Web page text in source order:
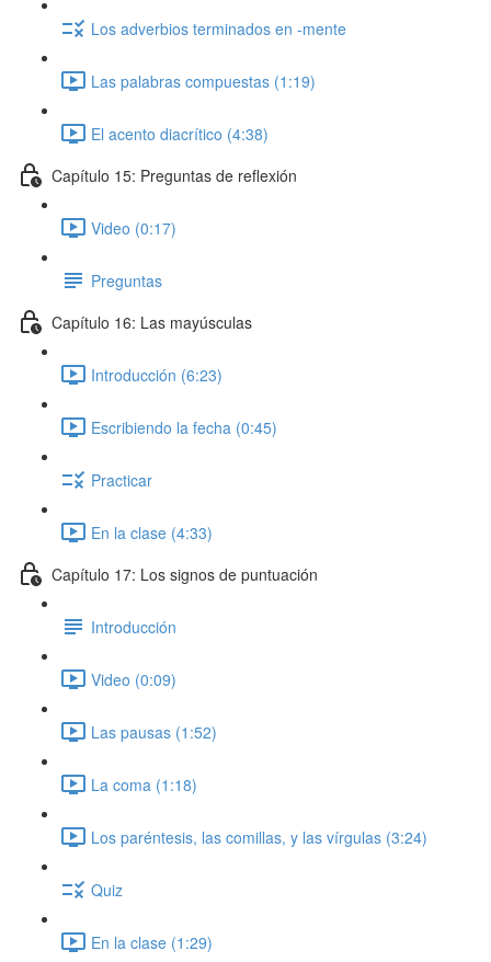
Los adverbios terminados en -mente
Las palabras compuestas (1:19)
El acento diacrítico (4:38)
Capítulo 15: Preguntas de reflexión
Video (0:17)
Preguntas
Capítulo 16: Las mayúsculas
Introducción (6:23)
Escribiendo la fecha (0:45)
Practicar
En la clase (4:33)
Capítulo 17: Los signos de puntuación
Introducción
Video (0:09)
Las pausas (1:52)
La coma (1:18)
Los paréntesis, las comillas, y las vírgulas (3:24)
Quiz
En la clase (1:29)